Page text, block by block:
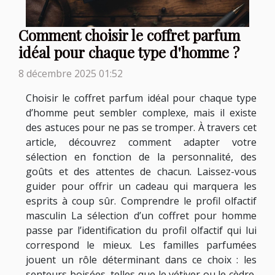
Comment choisir le coffret parfum
idéal pour chaque type d'homme ?
8 décembre 2025 01:52
Choisir le coffret parfum idéal pour chaque type
d’homme peut sembler complexe, mais il existe
des astuces pour ne pas se tromper. À travers cet
article, découvrez comment adapter votre
sélection en fonction de la personnalité, des
goûts et des attentes de chacun. Laissez-vous
guider pour offrir un cadeau qui marquera les
esprits à coup sûr. Comprendre le profil olfactif
masculin La sélection d’un coffret pour homme
passe par l’identification du profil olfactif qui lui
correspond le mieux. Les familles parfumées
jouent un rôle déterminant dans ce choix : les